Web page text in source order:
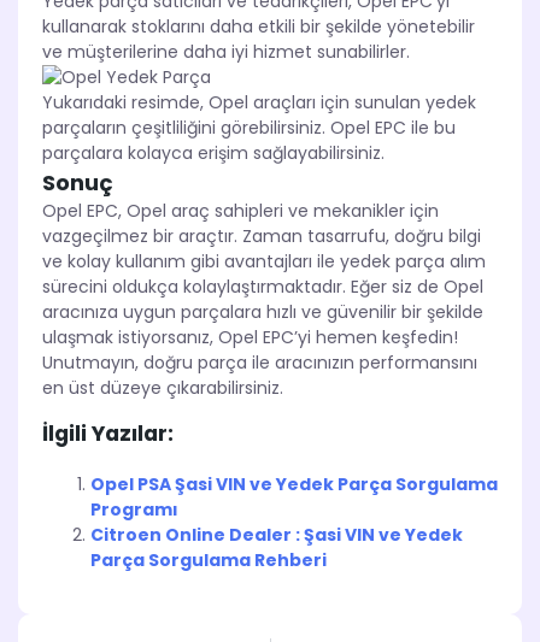
kullanarak stoklarını daha etkili bir şekilde yönetebilir
ve müşterilerine daha iyi hizmet sunabilirler.
Yukarıdaki resimde, Opel araçları için sunulan yedek
parçaların çeşitliliğini görebilirsiniz. Opel EPC ile bu
parçalara kolayca erişim sağlayabilirsiniz.
Sonuç
Opel EPC, Opel araç sahipleri ve mekanikler için
vazgeçilmez bir araçtır. Zaman tasarrufu, doğru bilgi
ve kolay kullanım gibi avantajları ile yedek parça alım
sürecini oldukça kolaylaştırmaktadır. Eğer siz de Opel
aracınıza uygun parçalara hızlı ve güvenilir bir şekilde
ulaşmak istiyorsanız, Opel EPC’yi hemen keşfedin!
Unutmayın, doğru parça ile aracınızın performansını
en üst düzeye çıkarabilirsiniz.
İlgili Yazılar:
Opel PSA Şasi VIN ve Yedek Parça Sorgulama
Programı
Citroen Online Dealer : Şasi VIN ve Yedek
Parça Sorgulama Rehberi